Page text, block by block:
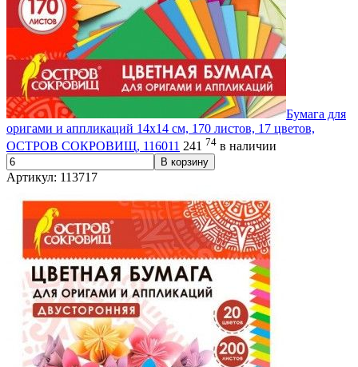
Бумага для
оригами и аппликаций 14х14 см, 170 листов, 17 цветов,
ОСТРОВ СОКРОВИЩ, 116011 241 74 в наличии
В корзину
Артикул: 113717